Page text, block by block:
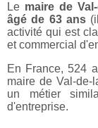
Le maire de
âgé de 63 ans
activité qui est
et commercial
En France, 524
maire de Val-de-
un métier
d'entreprise.